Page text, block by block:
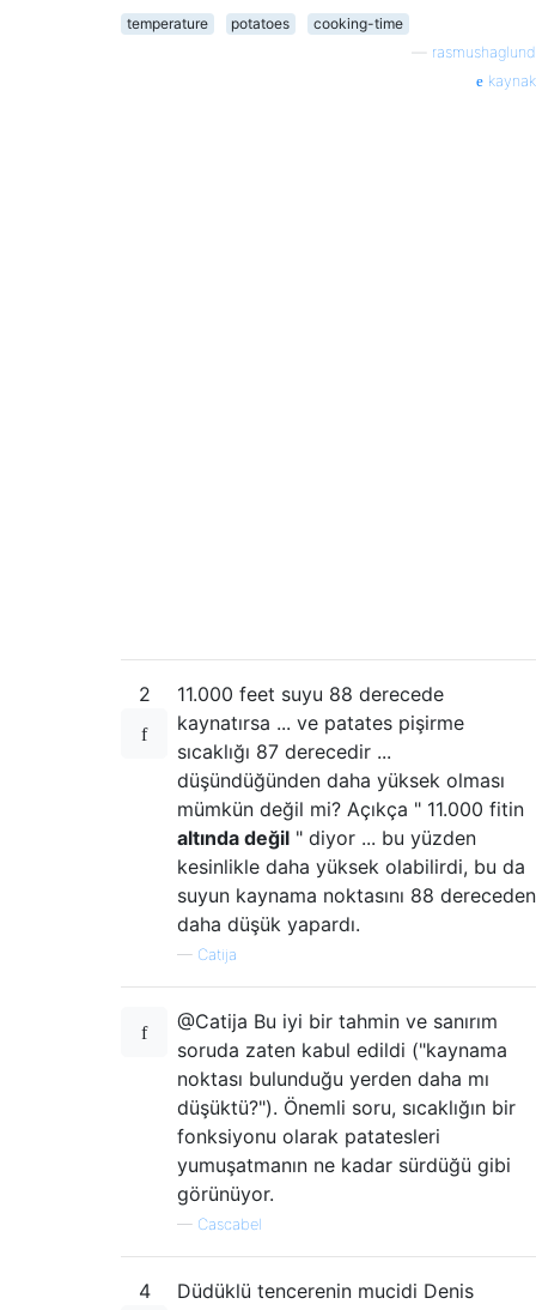
temperature potatoes
cooking-time
rasmushaglund
kaynak
2
11.000 feet suyu 88 derecede
kaynatırsa ... ve patates pişirme
sıcaklığı 87 derecedir ...
düşündüğünden daha yüksek olması
mümkün değil mi? Açıkça " 11.000 fitin
altında değil " diyor ... bu yüzden
kesinlikle daha yüksek olabilirdi, bu da
suyun kaynama noktasını 88 dereceden
daha düşük yapardı.
— Catija
@Catija Bu iyi bir tahmin ve sanırım
soruda zaten kabul edildi ("kaynama
noktası bulunduğu yerden daha mı
düşüktü?"). Önemli soru, sıcaklığın bir
fonksiyonu olarak patatesleri
yumuşatmanın ne kadar sürdüğü gibi
görünüyor.
— Cascabel
4
Düdüklü tencerenin mucidi Denis